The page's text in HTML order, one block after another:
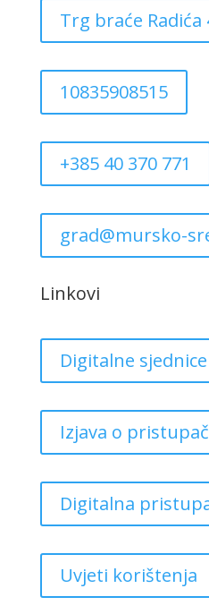
Trg braće Radića
10835908515
+385 40 370 771
grad@mursko-
Linkovi
Digitalne sjednice
Izjava o
Digitalna
Uvjeti korištenja